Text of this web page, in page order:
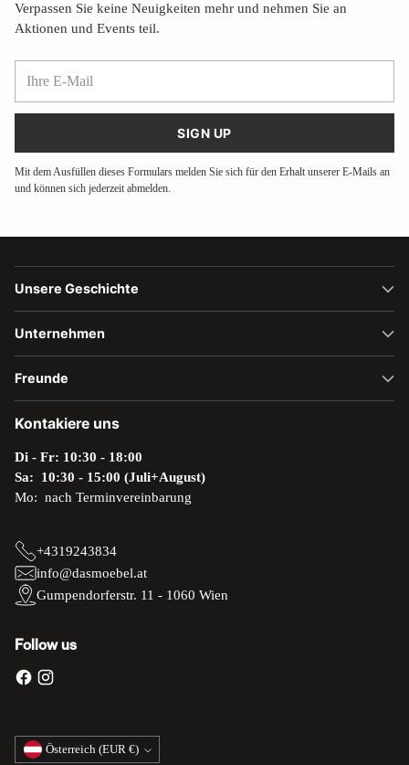
Verpassen Sie keine Neuigkeiten mehr und nehmen Sie an
Aktionen und Events teil.
SIGN UP
Mit dem Ausfüllen dieses Formulars melden Sie sich für den Erhalt unserer E-Mails an
und können sich jederzeit abmelden.
Unsere Geschichte
Unternehmen
Freunde
Kontakiere uns
Di - Fr: 10:30 - 18:00
Sa: 10:30 - 15:00 (Juli+August)
Mo: nach Terminvereinbarung
+4319243834
info@dasmoebel.at
Gumpendorferstr. 11 - 1060 Wien
Follow us
Währung Österreich (EUR €)